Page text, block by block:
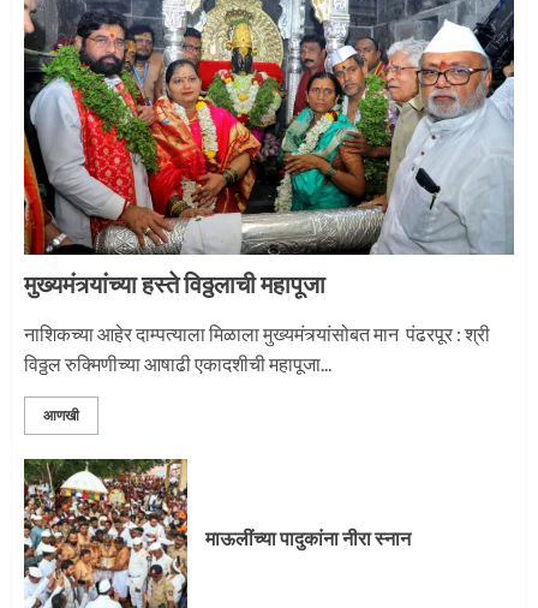
3
माऊलींची पालखी खंडेरायाच्या जेजुरीत
मुख्यमंत्र्यांच्या हस्ते विठ्ठलाची महापूजा
नाशिकच्या आहेर दाम्पत्याला मिळाला मुख्यमंत्र्यांसोबत मान पंढरपूर : श्री
विठ्ठल रुक्मिणीच्या आषाढी एकादशीची महापूजा...
आणखी
माऊलींच्या पादुकांना नीरा स्नान